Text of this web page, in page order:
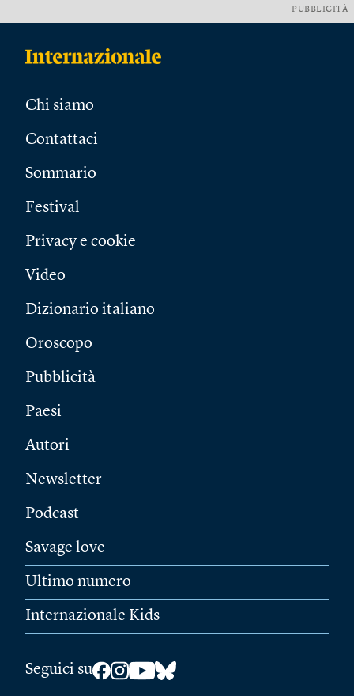
PUBBLICITÀ
Chi siamo
Contattaci
Sommario
Festival
Privacy e cookie
Video
Dizionario italiano
Oroscopo
Pubblicità
Paesi
Autori
Newsletter
Podcast
Savage love
Ultimo numero
Internazionale Kids
Seguici su